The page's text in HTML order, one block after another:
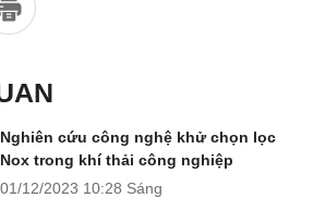
Nghiên cứu công nghệ khử chọn lọc
Nox trong khí thải công nghiệp
01/12/2023 10:28 Sáng